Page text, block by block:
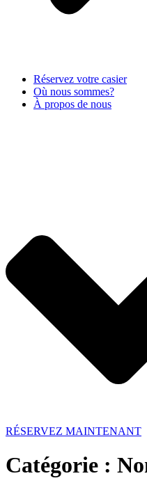
Réservez votre casier
Où nous sommes?
À propos de nous
RÉSERVEZ MAINTENANT
Catégorie :